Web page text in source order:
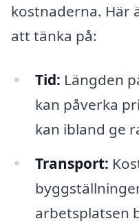
kostnaderna. Här
att tänka på:
Tid: Längden
kan påverka
kan ibland ge
Transport:
arbetsplatsen